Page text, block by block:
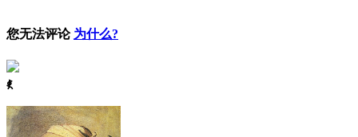
您无法评论 为什么?
ꈅ